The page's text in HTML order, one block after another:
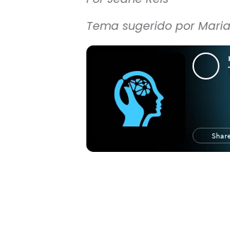
Tema sugerido por